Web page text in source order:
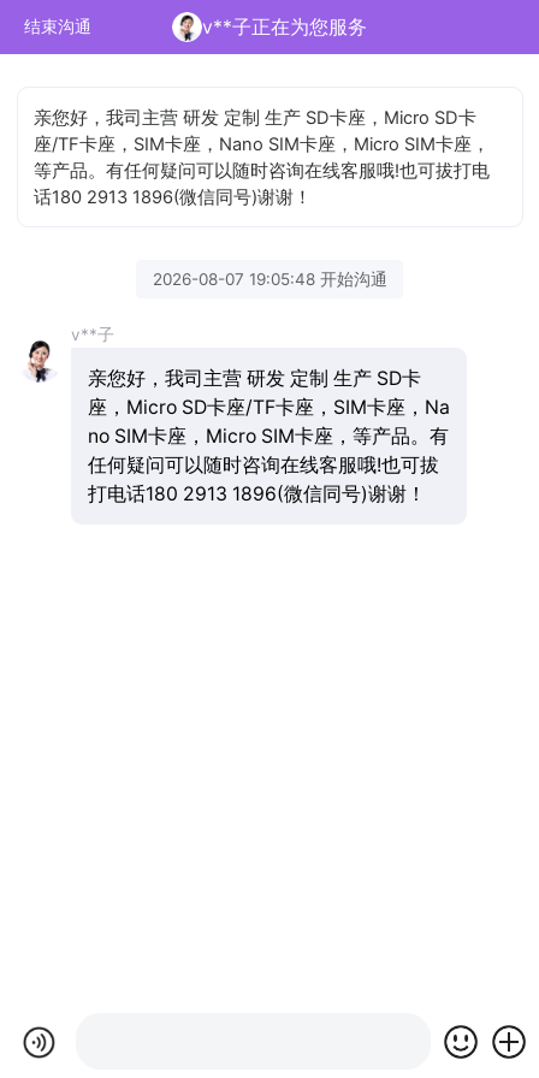
结束沟通 v**子正在为您服务
亲您好，我司主营 研发 定制 生产 SD卡座，Micro SD卡
座/TF卡座，SIM卡座，Nano SIM卡座，Micro SIM卡座，
等产品。有任何疑问可以随时咨询在线客服哦!也可拔打电
话180 2913 1896(微信同号)谢谢！
2026-08-07 19:05:48 开始沟通
v**子
亲您好，我司主营 研发 定制 生产 SD卡
座，Micro SD卡座/TF卡座，SIM卡座，Na
no SIM卡座，Micro SIM卡座，等产品。有
任何疑问可以随时咨询在线客服哦!也可拔
打电话180 2913 1896(微信同号)谢谢！